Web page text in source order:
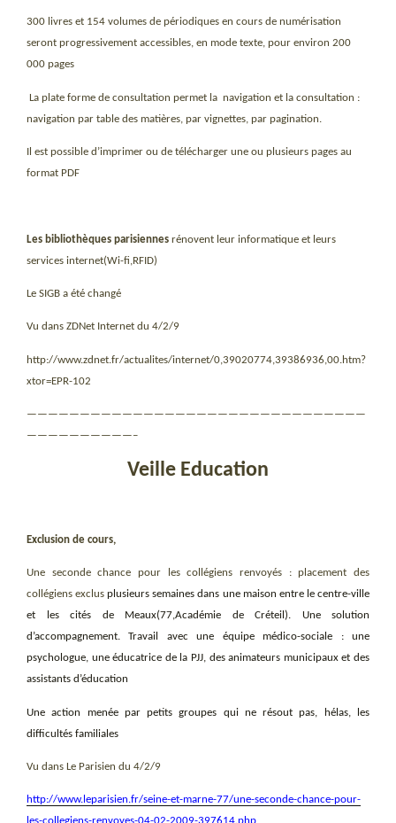
300 livres et 154 volumes de périodiques en cours de numérisation
seront progressivement accessibles, en mode texte, pour environ 200
000 pages
La plate forme de consultation permet la navigation et la consultation :
navigation par table des matières, par vignettes, par pagination.
Il est possible d’imprimer ou de télécharger une ou plusieurs pages au
format PDF
Les bibliothèques parisiennes rénovent leur informatique et leurs
services internet(Wi-fi,RFID)
Le SIGB a été changé
Vu dans ZDNet Internet du 4/2/9
http://www.zdnet.fr/actualites/internet/0,39020774,39386936,00.htm?
xtor=EPR-102
————————————————————————————————
——————————–
Veille Education
Exclusion de cours,
Une seconde chance pour les collégiens renvoyés : placement des
collégiens exclusplusieurs semaines dans une maison entre le centre-ville
et les cités de Meaux(77,Académie de Créteil). Une solution
d’accompagnement. Travail avec une équipe médico-sociale : une
psychologue, une éducatrice de la PJJ, des animateurs municipaux et des
assistants d’éducation
Une action menée par petits groupes qui ne résout pas, hélas, les
difficultés familiales
Vu dans Le Parisien du 4/2/9
http://www.leparisien.fr/seine-et-marne-77/une-seconde-chance-pour-